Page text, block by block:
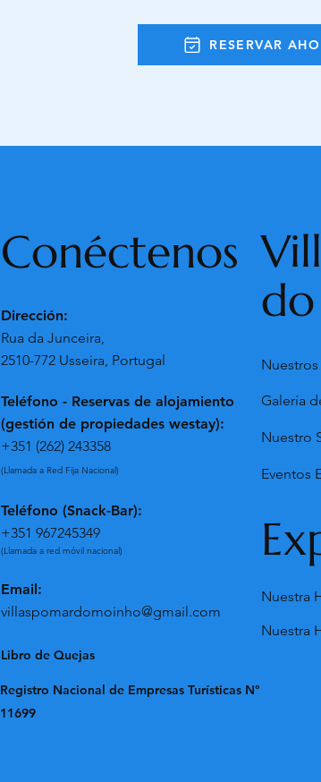
RESERVAR
Conéctenos
Dirección:
Rua da Junceira,
2510-772 Usseira, Portugal
Teléfono - Reservas de alojamiento
(gestión de propiedades westay):
+351 (262) 243358
(Llamada a Red Fija Nacional)
Teléfono (Snack-Bar):
+351 967245349
(Llamada a red móvil nacional)
Email:
villaspomardomoinho@gmail.com
Libro de Quejas
Registro Nacional de Empresas Turísticas N°
11699
Galería
Nuestro
Eventos
Nuestra
Nuestra